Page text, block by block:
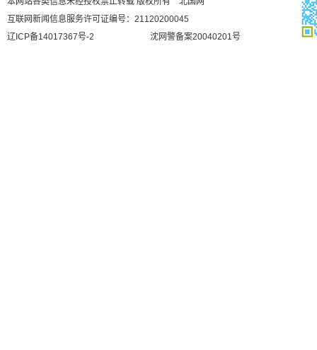
互联网新闻信息服务许可证编号：21120200045
辽ICP备14017367号-2
沈网警备案20040201号